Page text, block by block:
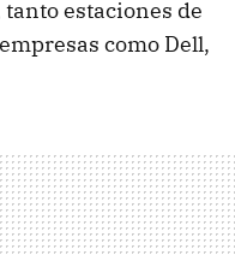
estaciones de
como Dell,